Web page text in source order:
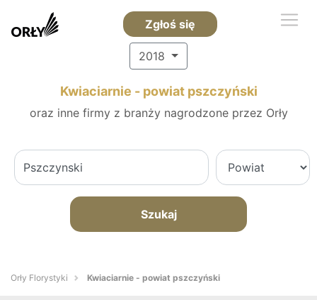
Zgłoś się
2018
Kwiaciarnie - powiat pszczyński
oraz inne firmy z branży nagrodzone przez Orły
Szukaj
Orły Florystyki Kwiaciarnie - powiat pszczyński